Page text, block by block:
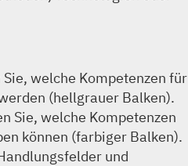
welche Kompetenzen für
(hellgrauer Balken).
Sie, welche Kompetenzen
können (farbiger Balken).
und